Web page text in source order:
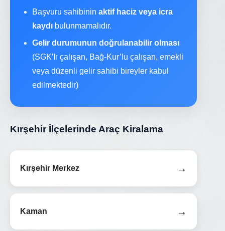
Başvuru sahibinin aktif haciz veya icra
kaydı bulunmamalıdır.
Gelir durumunun doğrulanabilir olması
(SGK’lı çalışan, Bağ-Kur’lu çalışan, emekli
veya düzenli gelir sahibi bireyler kabul
edilmektedir)
Kırşehir İlçelerinde Araç Kiralama
Kırşehir Merkez →
Kaman →